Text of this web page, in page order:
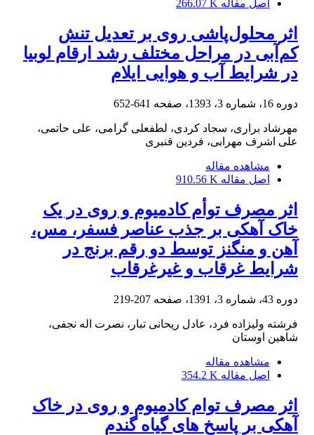
اصل مقاله 266.07 K
اثر محلول‌پاشی روی بر تعدیل تنش
کم‌آبی در مراحل مختلف رشد ارقام لوبیا
در شرایط آب‌ و هوایی ایلام
دوره 16، شماره 3، 1393، صفحه 641-652
مهرشاد براری، سجاد کردی، لطفعلی گرامی، علی حاتمی،
علی اشرف مهرابی، فردین قنبری
مشاهده مقاله
اصل مقاله 910.56 K
اثر مصرف توأم کادمیوم و روی در یک
خاک آهکی بر جذب عناصر فسفر، مس،
آهن و منگنز توسط دو رقم برنج در
شرایط غرقاب و غیرغرقاب
دوره 43، شماره 3، 1391، صفحه 207-219
فرشته ولیزاده فرد، عادل ریحانی تبار، نصرت اله نجفی،
شاهین اوستان
مشاهده مقاله
اصل مقاله 354.2 K
اثر مصرف توام کادمیوم و روی در خاک
آهکی بر پاسخ های گیاه گندم